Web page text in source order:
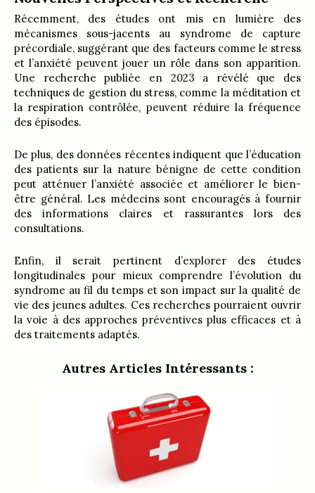
Récemment, des études ont mis en lumière des
mécanismes sous-jacents au syndrome de capture
précordiale, suggérant que des facteurs comme le stress
et l’anxiété peuvent jouer un rôle dans son apparition.
Une recherche publiée en 2023 a révélé que des
techniques de gestion du stress, comme la méditation et
la respiration contrôlée, peuvent réduire la fréquence
des épisodes.
De plus, des données récentes indiquent que l’éducation
des patients sur la nature bénigne de cette condition
peut atténuer l’anxiété associée et améliorer le bien-
être général. Les médecins sont encouragés à fournir
des informations claires et rassurantes lors des
consultations.
Enfin, il serait pertinent d’explorer des études
longitudinales pour mieux comprendre l’évolution du
syndrome au fil du temps et son impact sur la qualité de
vie des jeunes adultes. Ces recherches pourraient ouvrir
la voie à des approches préventives plus efficaces et à
des traitements adaptés.
Autres Articles Intéressants :